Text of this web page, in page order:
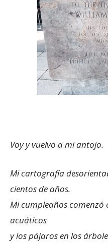
Voy y vuelvo a mi antojo.
Mi cartografía
cientos de años.
Mi cumpleaños comenzó
acuáticos
y los pájaros en los